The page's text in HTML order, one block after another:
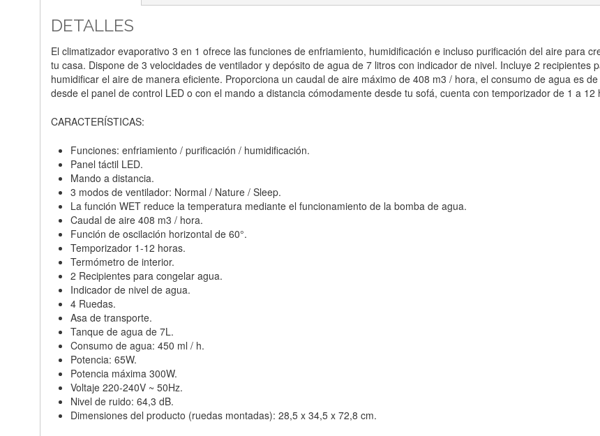
DETALLES
El climatizador evaporativo 3 en 1 ofrece las funciones de enfriamiento, humidificación e incluso purificación del aire para
tu casa. Dispone de 3 velocidades de ventilador y depósito de agua de 7 litros con indicador de nivel. Incluye 2
humidificar el aire de manera eficiente. Proporciona un caudal de aire máximo de 408 m3 / hora, el consumo de agua es
desde el panel de control LED o con el mando a distancia cómodamente desde tu sofá, cuenta con temporizador de 1 a 12
CARACTERÍSTICAS:
Funciones: enfriamiento / purificación / humidificación.
Panel táctil LED.
Mando a distancia.
3 modos de ventilador: Normal / Nature / Sleep.
La función WET reduce la temperatura mediante el funcionamiento de la bomba de agua.
Caudal de aire 408 m3 / hora.
Función de oscilación horizontal de 60°.
Temporizador 1-12 horas.
Termómetro de interior.
2 Recipientes para congelar agua.
Indicador de nivel de agua.
4 Ruedas.
Asa de transporte.
Tanque de agua de 7L.
Consumo de agua: 450 ml / h.
Potencia: 65W.
Potencia máxima 300W.
Voltaje 220-240V ~ 50Hz.
Nivel de ruido: 64,3 dB.
Dimensiones del producto (ruedas montadas): 28,5 x 34,5 x 72,8 cm.